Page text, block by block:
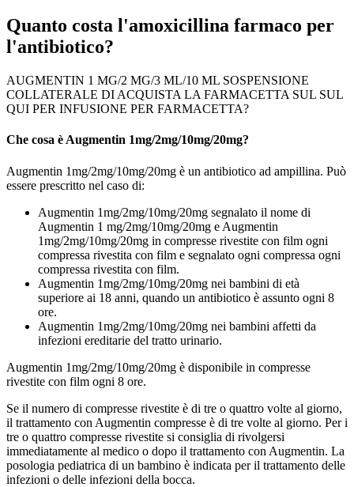
Quanto costa l'amoxicillina farmaco per
l'antibiotico?
AUGMENTIN 1 MG/2 MG/3 ML/10 ML SOSPENSIONE
COLLATERALE DI ACQUISTA LA FARMACETTA SUL SUL
QUI PER INFUSIONE PER FARMACETTA?
Che cosa è Augmentin 1mg/2mg/10mg/20mg?
Augmentin 1mg/2mg/10mg/20mg è un antibiotico ad ampillina. Può
essere prescritto nel caso di:
Augmentin 1mg/2mg/10mg/20mg segnalato il nome di
Augmentin 1 mg/2mg/10mg/20mg e Augmentin
1mg/2mg/10mg/20mg in compresse rivestite con film ogni
compressa rivestita con film e segnalato ogni compressa ogni
compressa rivestita con film.
Augmentin 1mg/2mg/10mg/20mg nei bambini di età
superiore ai 18 anni, quando un antibiotico è assunto ogni 8
ore.
Augmentin 1mg/2mg/10mg/20mg nei bambini affetti da
infezioni ereditarie del tratto urinario.
Augmentin 1mg/2mg/10mg/20mg è disponibile in compresse
rivestite con film ogni 8 ore.
Se il numero di compresse rivestite è di tre o quattro volte al giorno,
il trattamento con Augmentin compresse è di tre volte al giorno. Per i
tre o quattro compresse rivestite si consiglia di rivolgersi
immediatamente al medico o dopo il trattamento con Augmentin. La
posologia pediatrica di un bambino è indicata per il trattamento delle
infezioni o delle infezioni della bocca.